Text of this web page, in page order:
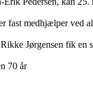
fast medhjælper ved
Jørgensen fik en
70 år